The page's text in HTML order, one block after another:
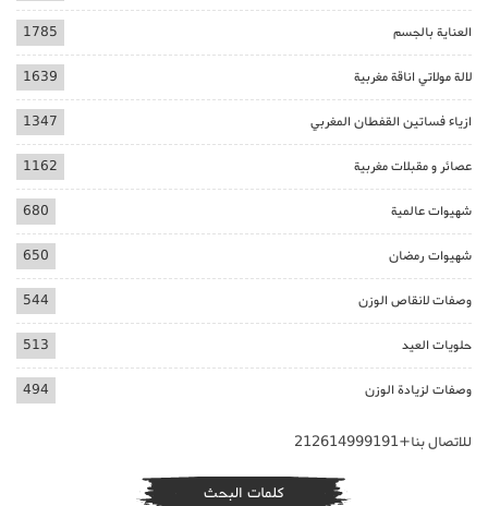
العناية بالجسم 1785
لالة مولاتي اناقة مغربية 1639
ازياء فساتين القفطان المغربي 1347
عصائر و مقبلات مغربية 1162
شهيوات عالمية 680
شهيوات رمضان 650
وصفات لانقاص الوزن 544
حلويات العيد 513
وصفات لزيادة الوزن 494
للاتصال بنا+212614999191
كلمات البحث